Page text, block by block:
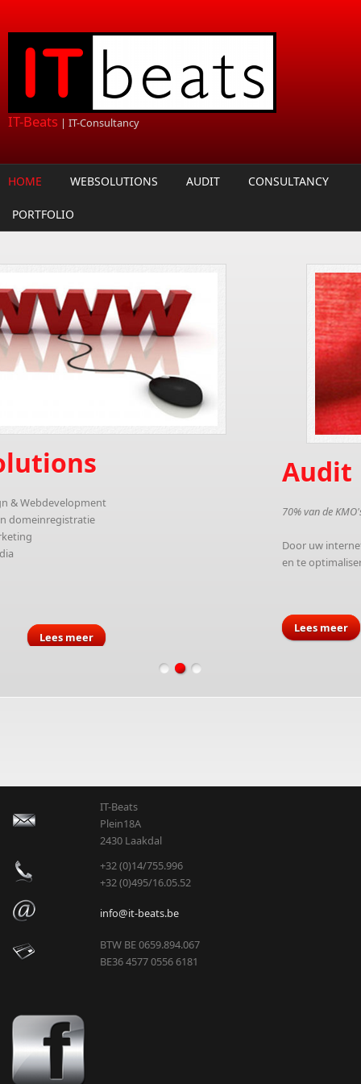
IT-Beats | IT-Consultancy
HOME WEBSOLUTIONS AUDIT CONSULTANCY
PORTFOLIO
70% van de KMO's betaald teveel aan ICT
Door uw internet en telefonie
en te optimaliseren besparen 70% van
IT-Beats
Plein18A
2430 Laakdal
+32 (0)14/755.996
+32 (0)495/16.05.52
info@it-beats.be
BTW BE 0659.894.067
BE36 4577 0556 6181